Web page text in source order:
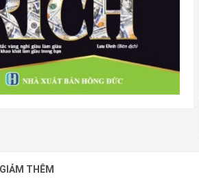
Tiết kiệm:
THÊM